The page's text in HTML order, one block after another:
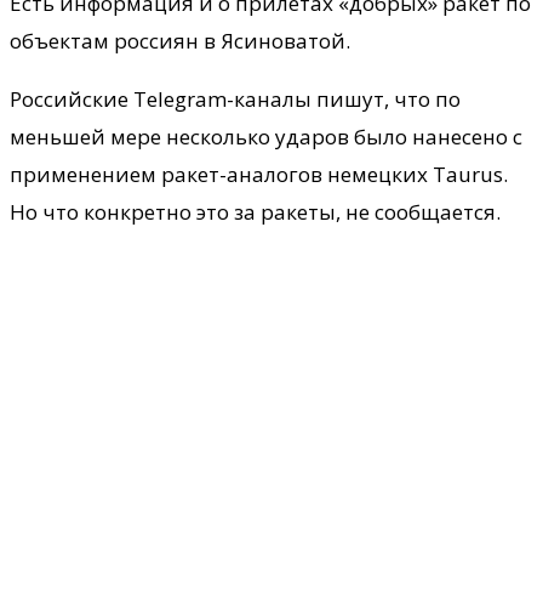
объектам россиян в Ясиноватой.
Российские Telegram-каналы пишут, что по
меньшей мере несколько ударов было нанесено с
применением ракет-аналогов немецких Taurus.
Но что конкретно это за ракеты, не сообщается.